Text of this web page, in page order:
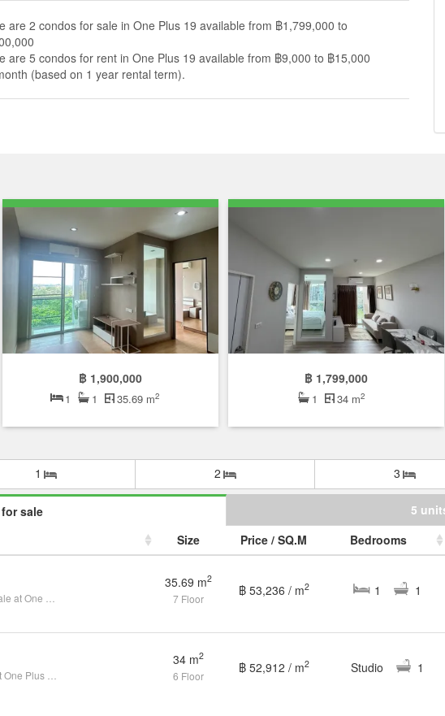
are 2 condos for sale in One Plus 19 available from ฿1,799,000 to
are 5 condos for rent in One Plus 19 available from ฿9,000 to ฿15,000
(based on 1 year rental term).
0.0% ฿ 10,667 Not enough data
The median list price has gone down by 0.0% over the last
in One Plus 19 is ฿ 50,000 per sqm, which is 21.3% lower than the
square meter, and 13.4% lower than the Chiang Mai median of ฿
10,667, which is 40.7% lower than the Mueang Chiang Mai median of ฿
Mai median of ฿ 19,000.